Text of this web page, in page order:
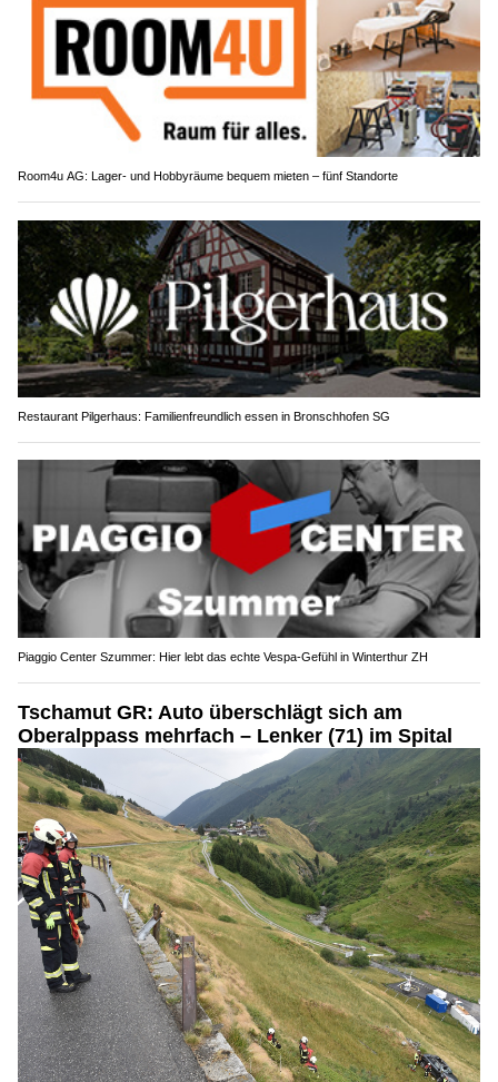
Room4u AG: Lager- und Hobbyräume bequem mieten – fünf Standorte
Restaurant Pilgerhaus: Familienfreundlich essen in Bronschhofen SG
Piaggio Center Szummer: Hier lebt das echte Vespa-Gefühl in Winterthur ZH
Tschamut GR: Auto überschlägt sich am
Oberalppass mehrfach – Lenker (71) im Spital